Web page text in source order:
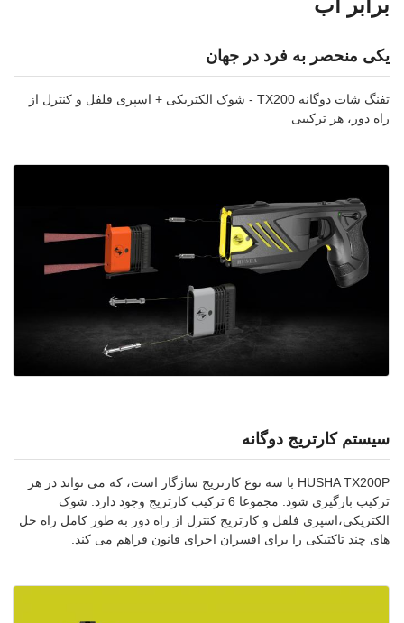
برابر آب
یکی منحصر به فرد در جهان
تفنگ شات دوگانه TX200 - شوک الکتریکی + اسپری فلفل و کنترل از
راه دور، هر ترکیبی
سیستم کارتریج دوگانه
HUSHA TX200P با سه نوع کارتریج سازگار است، که می تواند در هر
ترکیب بارگیری شود. مجموعا 6 ترکیب کارتریج وجود دارد. شوک
الکتریکی،اسپری فلفل و کارتریج کنترل از راه دور به طور کامل راه حل
های چند تاکتیکی را برای افسران اجرای قانون فراهم می کند.